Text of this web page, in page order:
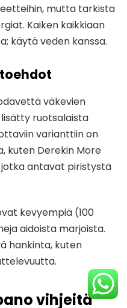
mutta tarkista
Kaiken kaikkiaan
käytä veden kanssa.
väkevien
lisätty ruotsalaista
varianttiin on
kuten Derekin More
jotka antavat piristystä
kevyempiä (100
aidoista marjoista.
hankinta, kuten
vihjeitä